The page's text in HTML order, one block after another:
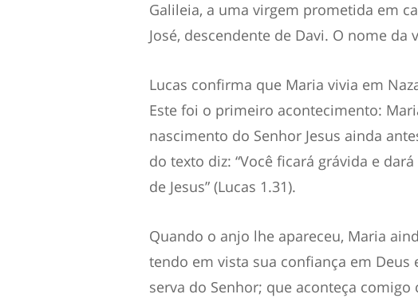
Galileia, a uma virgem prometida em
José, descendente de Davi. O nome da
Lucas confirma que Maria vivia em
Este foi o primeiro acontecimento:
nascimento do Senhor Jesus ainda
do texto diz: “Você ficará grávida e
de Jesus” (Lucas 1.31).
Quando o anjo lhe apareceu, Maria
tendo em vista sua confiança em Deus
serva do Senhor; que aconteça comigo